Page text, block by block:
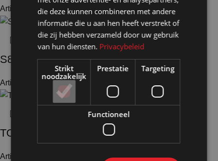
Artikelnummer: 24920€32,20 Excl. BTW
S80
Artikelnummer: 25053 €
TO35 + CR2508
Artikelnummer: 25250 Excl. BTW
die deze kunnen combineren met andere
informatie die u aan hen heeft verstrekt of
die zij hebben verzameld door uw gebruik
van hun diensten. Privacybeleid
Strikt
noodzakelijk
Prestatie Targeting
Functioneel